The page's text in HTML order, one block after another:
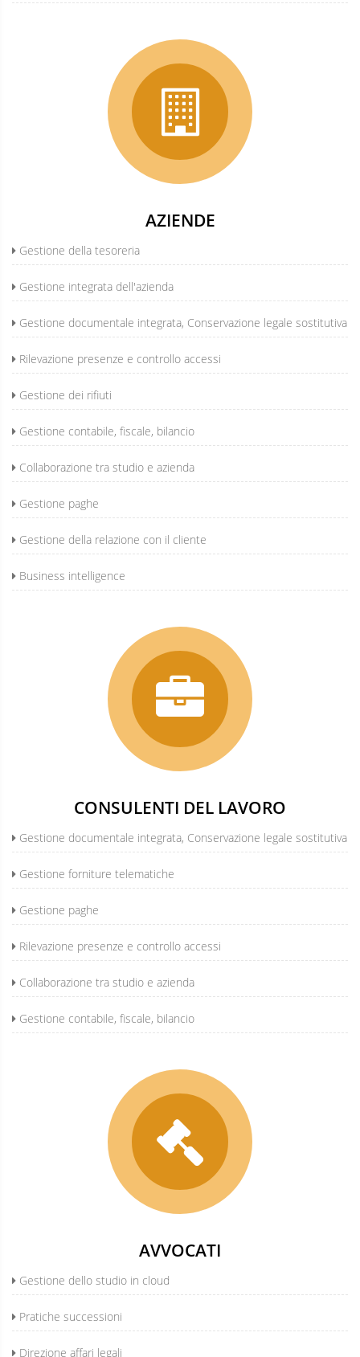
AZIENDE
Gestione della tesoreria
Gestione integrata dell'azienda
Gestione documentale integrata, Conservazione legale sostitutiva
Rilevazione presenze e controllo accessi
Gestione dei rifiuti
Gestione contabile, fiscale, bilancio
Collaborazione tra studio e azienda
Gestione paghe
Gestione della relazione con il cliente
Business intelligence
CONSULENTI DEL LAVORO
Gestione documentale integrata, Conservazione legale sostitutiva
Gestione forniture telematiche
Gestione paghe
Rilevazione presenze e controllo accessi
Collaborazione tra studio e azienda
Gestione contabile, fiscale, bilancio
AVVOCATI
Gestione dello studio in cloud
Pratiche successioni
Direzione affari legali